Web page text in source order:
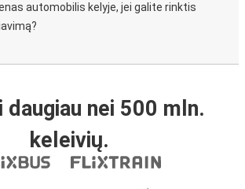
automobilis kelyje, jei galite rinktis
daugiau nei 500 mln.
keleivių.